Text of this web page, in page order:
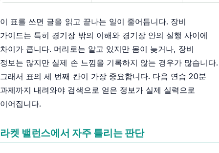
이 표를 쓰면 글을 읽고 끝나는 일이 줄어듭니다. 장비
가이드는 특히 경기장 밖의 이해와 경기장 안의 실행 사이에
차이가 큽니다. 머리로는 알고 있지만 몸이 늦거나, 장비
정보는 많지만 실제 손 느낌을 기록하지 않는 경우가 많습니다.
그래서 표의 세 번째 칸이 가장 중요합니다. 다음 연습 20분
과제까지 내려와야 검색으로 얻은 정보가 실제 실력으로
이어집니다.
라켓 밸런스에서 자주 틀리는 판단